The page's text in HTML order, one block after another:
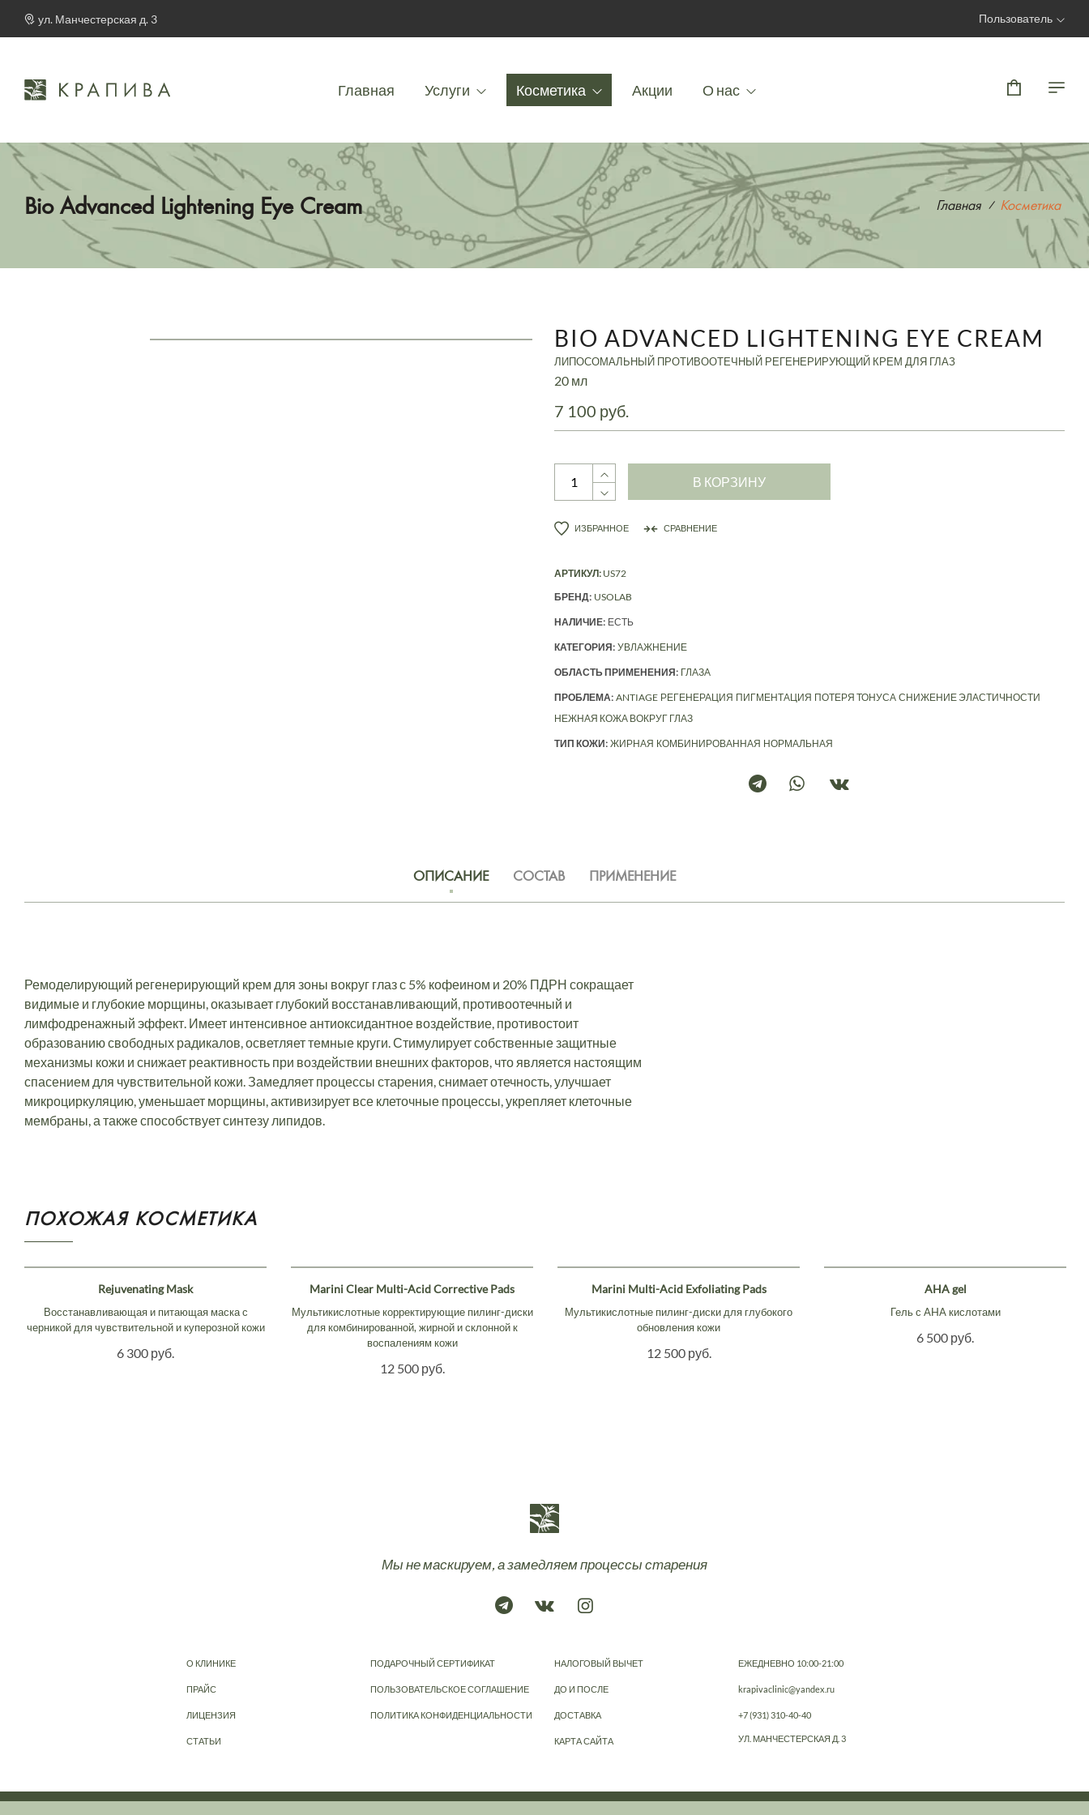
ул. Манчестерская д. 3 Пользователь
Главная Услуги Косметика Акции О нас
Bio Advanced Lightening Eye Cream Главная Косметика
BIO ADVANCED LIGHTENING EYE CREAM
ЛИПОСОМАЛЬНЫЙ ПРОТИВООТЕЧНЫЙ РЕГЕНЕРИРУЮЩИЙ КРЕМ ДЛЯ ГЛАЗ
20 мл
7 100 руб.
В КОРЗИНУ
ИЗБРАННОЕ СРАВНЕНИЕ
АРТИКУЛ: US72
БРЕНД: USOLAB
НАЛИЧИЕ: ЕСТЬ
КАТЕГОРИЯ: УВЛАЖНЕНИЕ
ОБЛАСТЬ ПРИМЕНЕНИЯ: ГЛАЗА
ПРОБЛЕМА: ANTIAGE РЕГЕНЕРАЦИЯ ПИГМЕНТАЦИЯ ПОТЕРЯ ТОНУСА СНИЖЕНИЕ ЭЛАСТИЧНОСТИ
НЕЖНАЯ КОЖА ВОКРУГ ГЛАЗ
ТИП КОЖИ: ЖИРНАЯ КОМБИНИРОВАННАЯ НОРМАЛЬНАЯ
ОПИСАНИЕ СОСТАВ ПРИМЕНЕНИЕ
Ремоделирующий регенерирующий крем для зоны вокруг глаз с 5% кофеином и 20% ПДРН сокращает
видимые и глубокие морщины, оказывает глубокий восстанавливающий, противоотечный и
лимфодренажный эффект. Имеет интенсивное антиоксидантное воздействие, противостоит
образованию свободных радикалов, осветляет темные круги. Стимулирует собственные защитные
механизмы кожи и снижает реактивность при воздействии внешних факторов, что является настоящим
спасением для чувствительной кожи. Замедляет процессы старения, снимает отечность, улучшает
микроциркуляцию, уменьшает морщины, активизирует все клеточные процессы, укрепляет клеточные
мембраны, а также способствует синтезу липидов.
ПОХОЖАЯ КОСМЕТИКА
Rejuvenating Mask
Восстанавливающая и питающая маска с
черникой для чувствительной и куперозной кожи
6 300 руб.
Marini Clear Multi-Acid Corrective Pads
Мультикислотные корректирующие пилинг-диски
для комбинированной, жирной и склонной к
воспалениям кожи
12 500 руб.
Marini Multi-Acid Exfoliating Pads
Мультикислотные пилинг-диски для глубокого
обновления кожи
12 500 руб.
AHA gel
Гель с AHA кислотами
6 500 руб.
Мы не маскируем, а замедляем процессы старения
О КЛИНИКЕ
ПРАЙС
ЛИЦЕНЗИЯ
СТАТЬИ
ПОДАРОЧНЫЙ СЕРТИФИКАТ
ПОЛЬЗОВАТЕЛЬСКОЕ СОГЛАШЕНИЕ
ПОЛИТИКА КОНФИДЕНЦИАЛЬНОСТИ
НАЛОГОВЫЙ ВЫЧЕТ
ДО И ПОСЛЕ
ДОСТАВКА
КАРТА САЙТА
ЕЖЕДНЕВНО 10:00-21:00
krapivaclinic@yandex.ru
+7 (931) 310-40-40
УЛ. МАНЧЕСТЕРСКАЯ Д. 3